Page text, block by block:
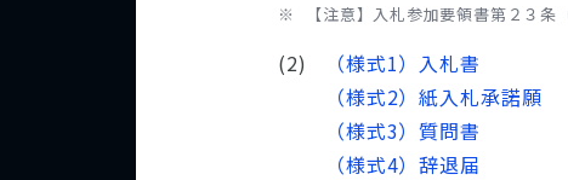
【注意】入札参加要領書第２３
（様式1）入札書
（様式2）紙入札承諾願
（様式3）質問書
（様式4）辞退届